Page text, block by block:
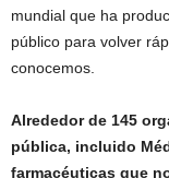
mundial que ha
público para volver
conocemos.
Alrededor de 145
pública, incluido
farmacéuticas que